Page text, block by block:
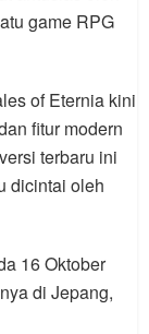
game RPG
of Eternia kini
fitur modern
terbaru ini
dicintai oleh
16 Oktober
di Jepang,